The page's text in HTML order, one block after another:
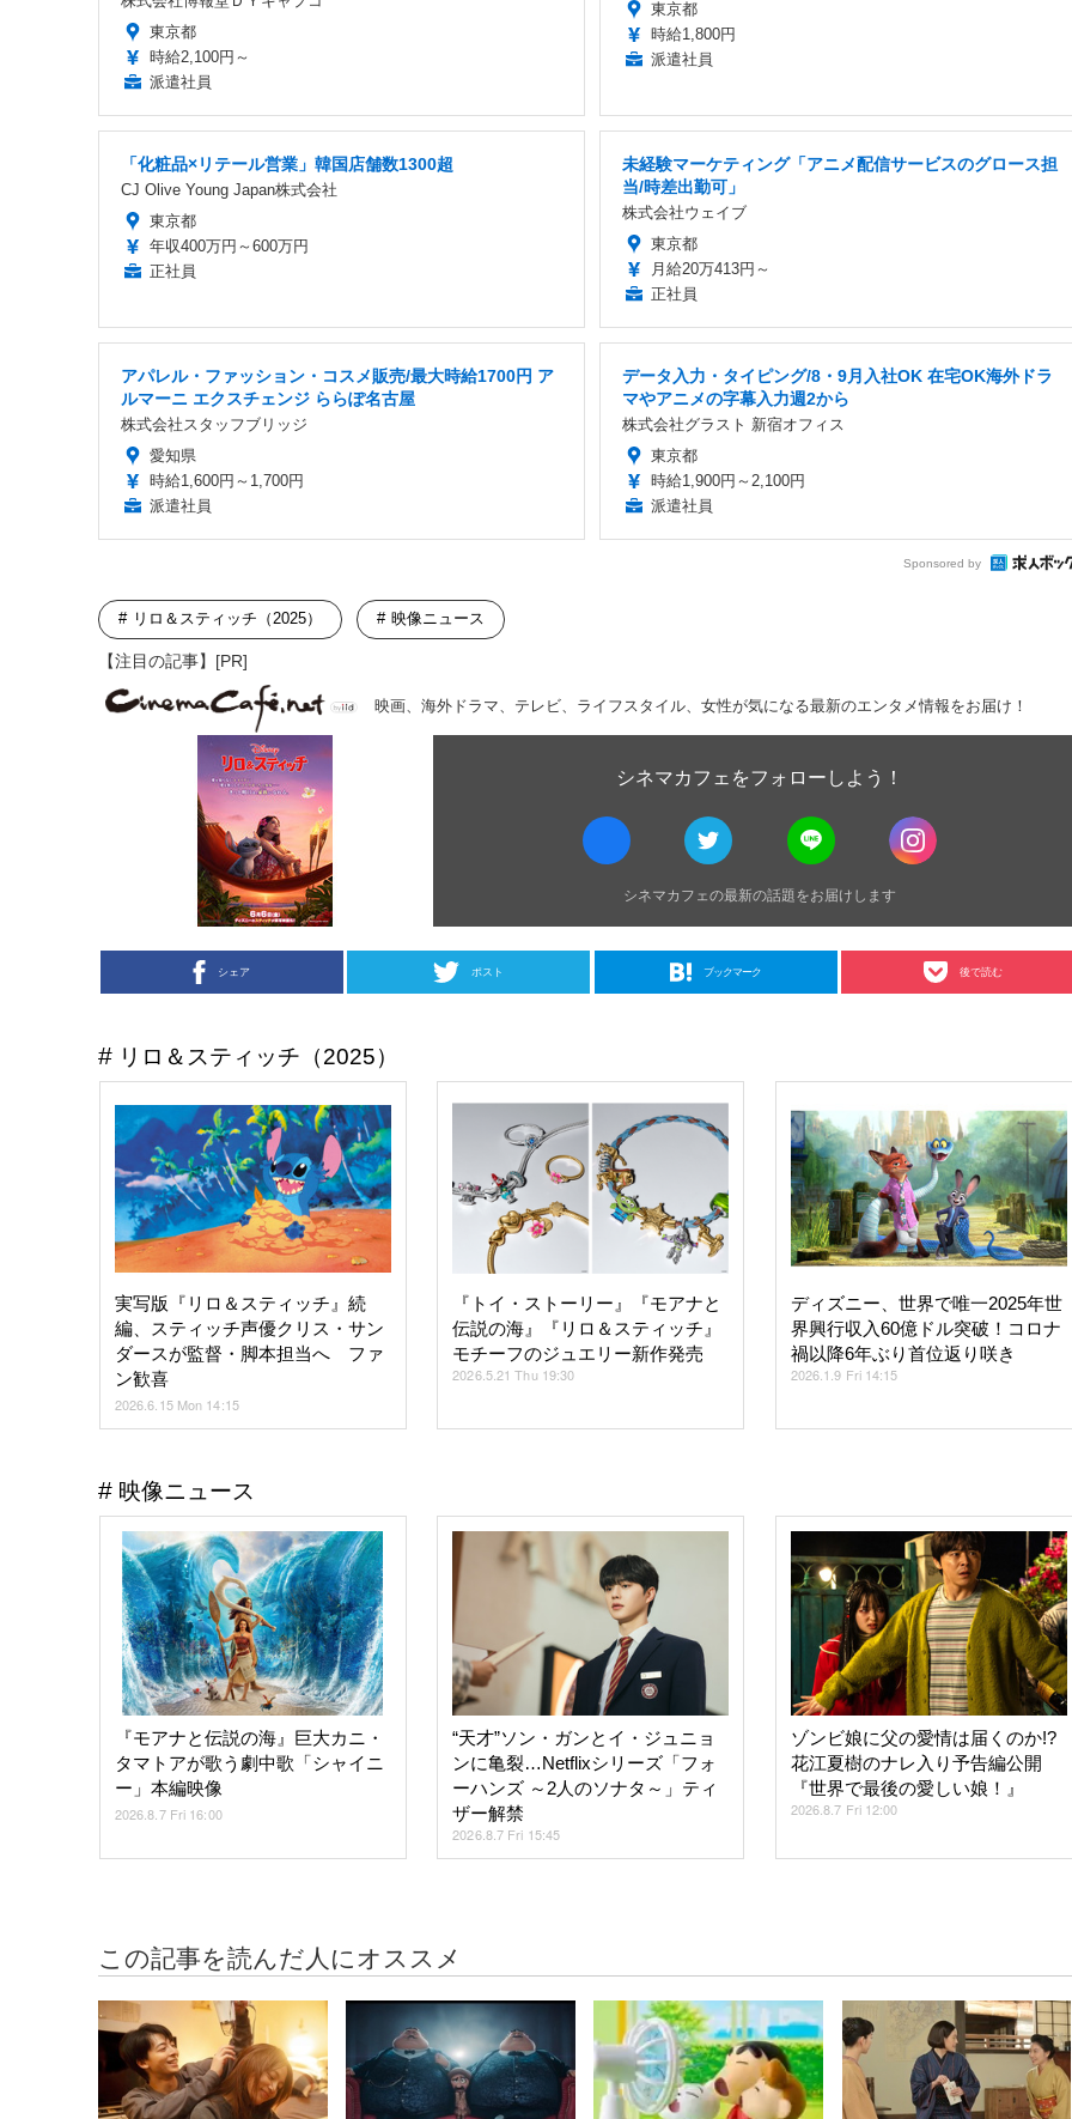
東京都
時給2,100円～
派遣社員
東京都
時給1,800円
派遣社員
「化粧品×リテール営業」韓国店舗数1300超
CJ Olive Young Japan株式会社
東京都
年収400万円～600万円
正社員
未経験マーケティング「アニメ配信サービスのグロース担
当/時差出勤可」
株式会社ウェイブ
東京都
月給20万413円～
正社員
アパレル・ファッション・コスメ販売/最大時給1700円 ア
ルマーニ エクスチェンジ ららぽ名古屋
株式会社スタッフブリッジ
愛知県
時給1,600円～1,700円
派遣社員
データ入力・タイピング/8・9月入社OK 在宅OK海外ドラ
マやアニメの字幕入力週2から
株式会社グラスト 新宿オフィス
東京都
時給1,900円～2,100円
派遣社員
Sponsored by
リロ＆スティッチ（2025） 映像ニュース
【注目の記事】[PR]
映画、海外ドラマ、テレビ、ライフスタイル、女性が気になる最新のエンタメ情報をお届け！
シネマカフェをフォローしよう！
シネマカフェの最新の話題をお届けします
シェア ポスト ブックマーク 後で読む
リロ＆スティッチ（2025）
実写版『リロ＆スティッチ』続
編、スティッチ声優クリス・サン
ダースが監督・脚本担当へ ファ
ン歓喜
2026.6.15 Mon 14:15
『トイ・ストーリー』『モアナと
伝説の海』『リロ＆スティッチ』
モチーフのジュエリー新作発売
2026.5.21 Thu 19:30
ディズニー、世界で唯一2025年世
界興行収入60億ドル突破！コロナ
禍以降6年ぶり首位返り咲き
2026.1.9 Fri 14:15
映像ニュース
『モアナと伝説の海』巨大カニ・
タマトアが歌う劇中歌「シャイニ
ー」本編映像
2026.8.7 Fri 16:00
“天才”ソン・ガンとイ・ジュニョ
ンに亀裂…Netflixシリーズ「フォ
ーハンズ ～2人のソナタ～」ティ
ザー解禁
2026.8.7 Fri 15:45
ゾンビ娘に父の愛情は届くのか!?
花江夏樹のナレ入り予告編公開
『世界で最後の愛しい娘！』
2026.8.7 Fri 12:00
この記事を読んだ人にオススメ